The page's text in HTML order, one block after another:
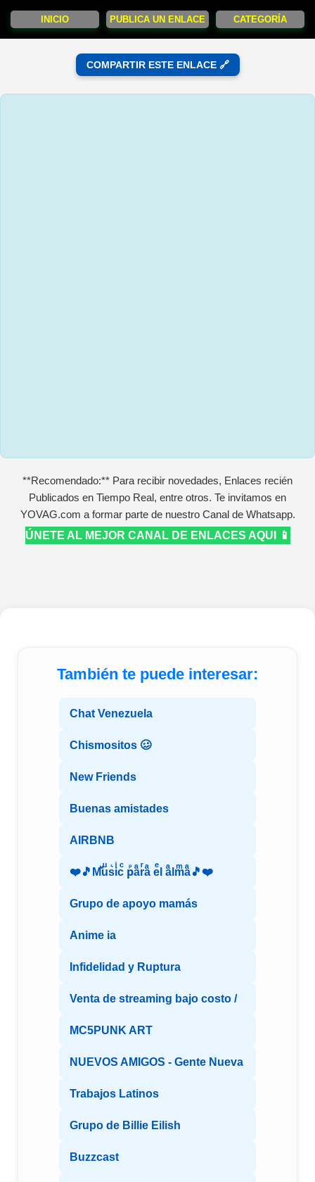
INICIO PUBLICA UN ENLACE CATEGORÍA
COMPARTIR ESTE ENLACE 🔗
**Recomendado:** Para recibir novedades, Enlaces recién
Publicados en Tiempo Real, entre otros. Te invitamos en
YOVAG.com a formar parte de nuestro Canal de Whatsapp.
ÚNETE AL MEJOR CANAL DE ENLACES AQUI 📱
También te puede interesar:
Chat Venezuela
Chismositos 🥴
New Friends
Buenas amistades
AIRBNB
❤️🎵Mⷨuͧs͛iͥcͨ рⷬaͣrͬaͣ eͤl aͣlmͫaͣ🎵❤️
Grupo de apoyo mamás
Anime ia
Infidelidad y Ruptura
Venta de streaming bajo costo /
MC5PUNK ART
NUEVOS AMIGOS - Gente Nueva
Trabajos Latinos
Grupo de Billie Eilish
Buzzcast